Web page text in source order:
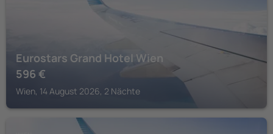
Eurostars Grand Hotel Wien
596 €
Wien, 14 August 2026, 2 Nächte